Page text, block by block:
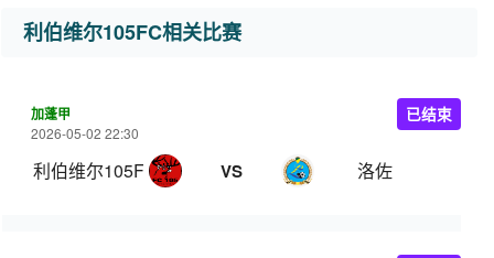
利伯维尔105FC相关比赛
加蓬甲
2026-05-02 22:30
利伯维尔105FC VS 洛佐
已结束